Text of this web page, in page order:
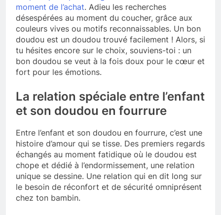
moment de l’achat. Adieu les recherches
désespérées au moment du coucher, grâce aux
couleurs vives ou motifs reconnaissables. Un bon
doudou est un doudou trouvé facilement ! Alors, si
tu hésites encore sur le choix, souviens-toi : un
bon doudou se veut à la fois doux pour le cœur et
fort pour les émotions.
La relation spéciale entre l’enfant
et son doudou en fourrure
Entre l’enfant et son doudou en fourrure, c’est une
histoire d’amour qui se tisse. Des premiers regards
échangés au moment fatidique où le doudou est
chope et dédié à l’endormissement, une relation
unique se dessine. Une relation qui en dit long sur
le besoin de réconfort et de sécurité omniprésent
chez ton bambin.